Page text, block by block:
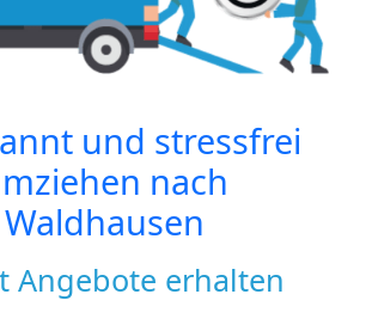
und stressfrei
nach
Waldhausen
Angebote erhalten